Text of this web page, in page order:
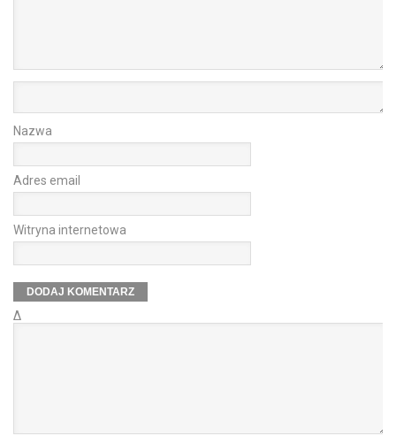
Nazwa
Adres email
Witryna internetowa
Δ